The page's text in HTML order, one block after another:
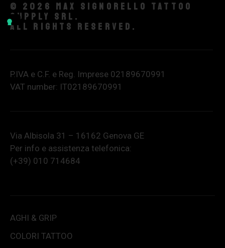
© 2026 Max Signorello Tattoo
supply srl.
All rights reserved.
P.IVA e C.F. e Reg. Imprese 02189670991
VAT number: IT02189670991
Via Albisola 31 – 16162 Genova GE
Per info e assistenza telefonica:
(+39) 010 714684
AGHI & GRIP
COLORI TATTOO